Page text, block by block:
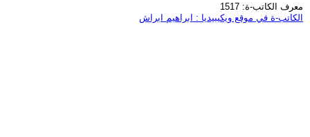
معرف الكاتب-ة: 1517
الكاتب-ة في موقع ويكيبيديا : ابراهيم ابراش